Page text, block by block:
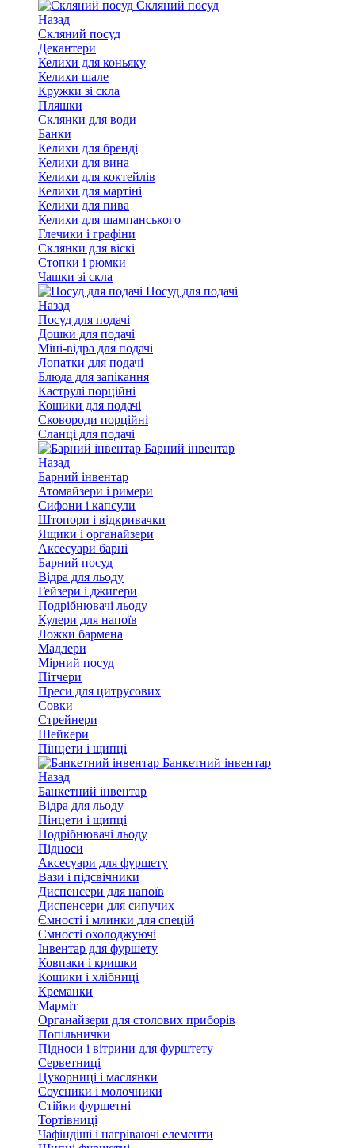
Скляний посуд
Назад
Скляний посуд
Декантери
Келихи для коньяку
Келихи шале
Кружки зі скла
Пляшки
Склянки для води
Банки
Келихи для бренді
Келихи для вина
Келихи для коктейлів
Келихи для мартіні
Келихи для пива
Келихи для шампанського
Глечики і графіни
Склянки для віскі
Стопки і рюмки
Чашки зі скла
Посуд для подачі
Назад
Посуд для подачі
Дошки для подачі
Міні-відра для подачі
Лопатки для подачі
Блюда для запікання
Каструлі порційні
Кошики для подачі
Сковороди порційні
Сланці для подачі
Барний інвентар
Назад
Барний інвентар
Атомайзери і римери
Сифони і капсули
Штопори і відкривачки
Ящики і органайзери
Аксесуари барні
Барний посуд
Відра для льоду
Гейзери і джигери
Подрібнювачі льоду
Кулери для напоїв
Ложки бармена
Мадлери
Мірний посуд
Пітчери
Преси для цитрусових
Совки
Стрейнери
Шейкери
Пінцети і щипці
Банкетний інвентар
Назад
Банкетний інвентар
Відра для льоду
Пінцети і щипці
Подрібнювачі льоду
Підноси
Аксесуари для фуршету
Вази і підсвічники
Диспенсери для напоїв
Диспенсери для сипучих
Ємності і млинки для спецій
Ємності охолоджуючі
Інвентар для фуршету
Ковпаки і кришки
Кошики і хлібниці
Креманки
Марміт
Органайзери для столових приборів
Попільнички
Підноси і вітрини для фурштету
Серветниці
Цукорниці і маслянки
Соусники і молочники
Стійки фуршетні
Тортівниці
Чафіндіші і нагріваючі елементи